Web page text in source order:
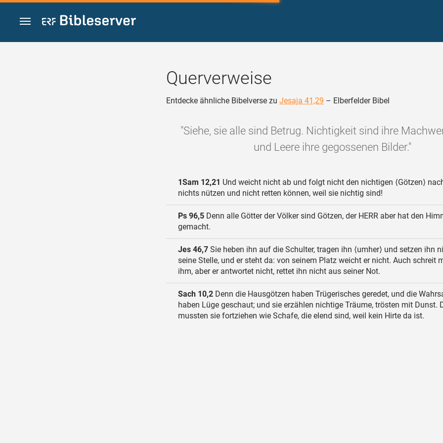
Zum Inhalt springen
Querverweise
Entdecke ähnliche Bibelverse zu Jesaja 41,29 – Elberfelder Bibel
"Siehe, sie alle sind Betrug. Nichtigkeit sind ihre
und Leere ihre gegossenen Bilder."
1Sam 12,21 Und weicht nicht ab und folgt nicht den nichtigen ⟨Götzen⟩
nichts nützen und nicht retten können, weil sie nichtig sind!
Ps 96,5 Denn alle Götter der Völker sind Götzen, der HERR aber hat den
gemacht.
Jes 46,7 Sie heben ihn auf die Schulter, tragen ihn ⟨umher⟩ und setzen ihn
seine Stelle, und er steht da: von seinem Platz weicht er nicht. Auch schreit
ihm, aber er antwortet nicht, rettet ihn nicht aus seiner Not.
Sach 10,2 Denn die Hausgötzen haben Trügerisches geredet, und die
haben Lüge geschaut; und sie erzählen nichtige Träume, trösten mit Dunst.
mussten sie fortziehen wie Schafe, die elend sind, weil kein Hirte da ist.